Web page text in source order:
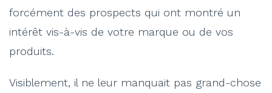
forcément des prospects qui ont montré un
intérêt vis-à-vis de votre marque ou de vos
produits.
Visiblement, il ne leur manquait pas grand-chose